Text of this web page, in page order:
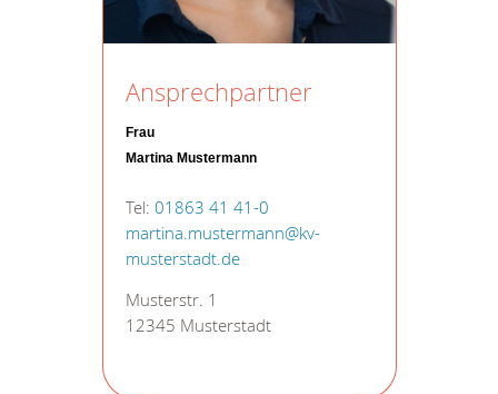
Ansprechpartner
Frau
Martina Mustermann
Tel: 01863 41 41-0
martina.mustermann@kv-
musterstadt.de
Musterstr. 1
12345 Musterstadt